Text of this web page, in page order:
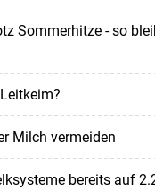
Sommerhitze - so
Milch vermeiden
bereits auf